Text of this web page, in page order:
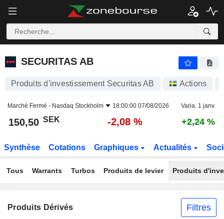
SECURITAS AB
SECURITAS AB
Produits d'investissement Securitas AB Actions
Marché Fermé - Nasdaq Stockholm 18:00:00 07/08/2026 Varia. 1 janv.
150,50 SEK -2,08 % +2,24 %
Synthèse Cotations Graphiques Actualités
Tous Warrants Turbos Produits de levier Produits
Produits Dérivés Filtres